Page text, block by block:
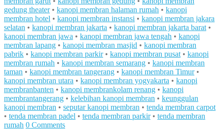
gedung theater• kanopi membran halaman rumah • kanopi
membran hotel • kanopi membran instansi • kanopi membran jakara
selatan • kanopi membran jakarta • kanopi membran jakarta barat •
kanopi membran jawa • kanopi membran jawa tengah • kanopi
membran lapang • kanopi membran masjid • kanopi membran
pabrik • kanopi membran parkir• kanopi membran pusat • kanopi
membran rumah • kanopi membran semarang • kanopi membran
taman • kanopi membran tangerang • kanopi membran Timur•
kanopi membran utara • kanopi membran yogyakarta • kanopi
membranbanten • kanopi membrankolam renang • kanopi
membrantangerang • kelebihan kanopi membran • keunggulan
kanopi membran • seputar kanopi membran • tenda membran carpot
• tenda membran padel • tenda membran parkir• tenda membran
rumah 0 Comments